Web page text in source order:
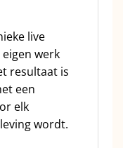
live
werk
resultaat is
een
elk
wordt.